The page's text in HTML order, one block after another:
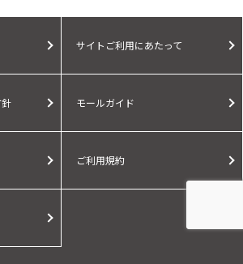
サイトご利用にあたって
モールガイド
ご利用規約